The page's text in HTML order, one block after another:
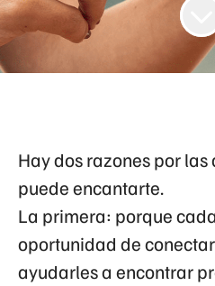
Hay dos razones por las
puede encantarte.
La primera: porque
oportunidad de
ayudarles a encontrar